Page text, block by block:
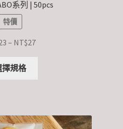
系列 | 50pcs
特價
– NT$27
擇規格